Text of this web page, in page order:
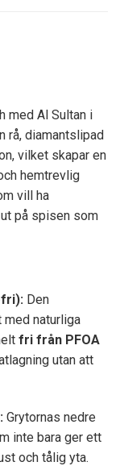
med Al Sultan i
rå, diamantslipad
vilket skapar en
hemtrevlig
vill ha
på spisen som
fri):Den
naturliga
fri från PFOA
utan att
Grytornas nedre
inte bara ger ett
och tålig yta.